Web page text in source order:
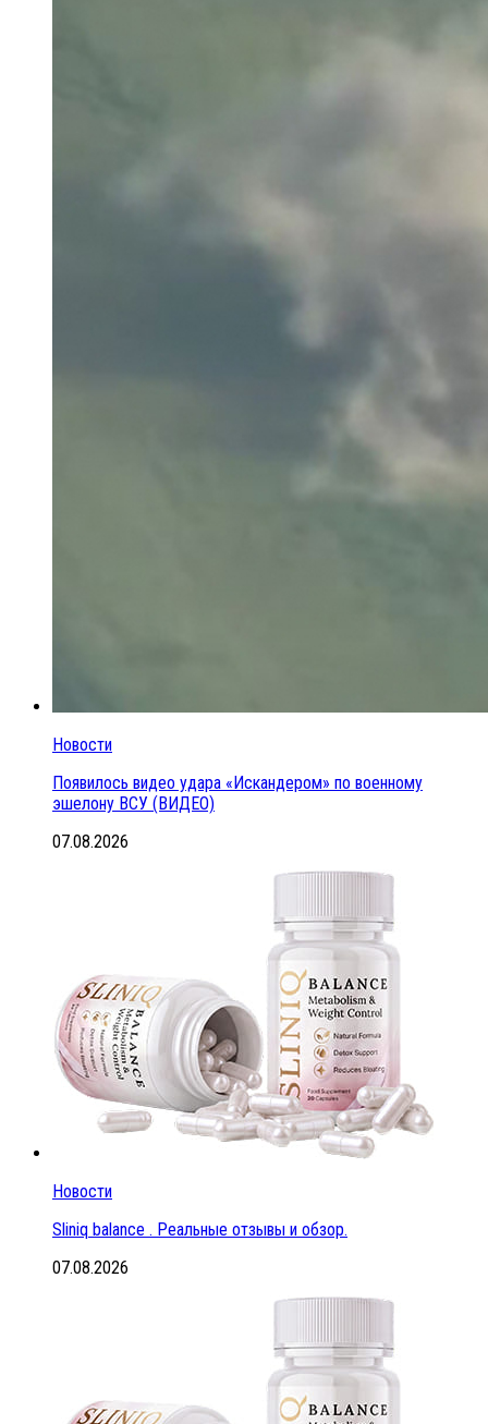
Новости
Появилось видео удара «Искандером» по военному
эшелону ВСУ (ВИДЕО)
07.08.2026
Новости
Sliniq balance . Реальные отзывы и обзор.
07.08.2026